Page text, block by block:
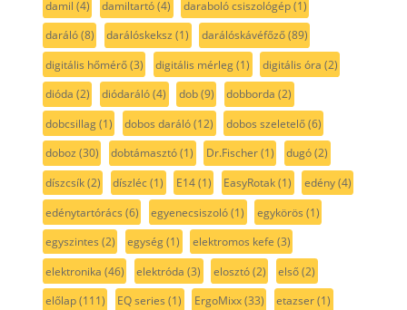
damil (4) damiltartó(4) daraboló csiszológép(1)
daráló(8) darálóskeksz (1) darálóskávéfőző(89)
digitális hőmérő(3) digitális mérleg(1) digitális óra (2)
dióda (2) diódaráló(4) dob(9) dobborda (2)
dobcsillag(1) dobos daráló(12) dobos szeletelő(6)
doboz (30) dobtámasztó(1) Dr.Fischer(1) dugó(2)
díszcsík(2) díszléc(1) E14(1) EasyRotak(1) edény(4)
edénytartórács (6) egyenecsiszoló(1) egykörös (1)
egyszintes (2) egység(1) elektromos kefe (3)
elektronika (46) elektróda (3) elosztó(2) első(2)
előlap(111) EQ series (1) ErgoMixx(33) etazser(1)